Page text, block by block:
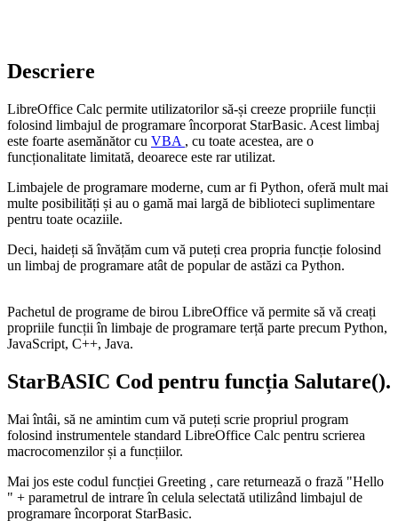
Descriere
LibreOffice Calc permite utilizatorilor să-și creeze propriile funcții
folosind limbajul de programare încorporat StarBasic. Acest limbaj
este foarte asemănător cu VBA , cu toate acestea, are o
funcționalitate limitată, deoarece este rar utilizat.
Limbajele de programare moderne, cum ar fi Python, oferă mult mai
multe posibilități și au o gamă mai largă de biblioteci suplimentare
pentru toate ocaziile.
Deci, haideți să învățăm cum vă puteți crea propria funcție folosind
un limbaj de programare atât de popular de astăzi ca Python.
Pachetul de programe de birou LibreOffice vă permite să vă creați
propriile funcții în limbaje de programare terță parte precum Python,
JavaScript, C++, Java.
StarBASIC Cod pentru funcția Salutare().
Mai întâi, să ne amintim cum vă puteți scrie propriul program
folosind instrumentele standard LibreOffice Calc pentru scrierea
macrocomenzilor și a funcțiilor.
Mai jos este codul funcției Greeting , care returnează o frază "Hello
" + parametrul de intrareîn celula selectată utilizând limbajul de
programare încorporat StarBasic.